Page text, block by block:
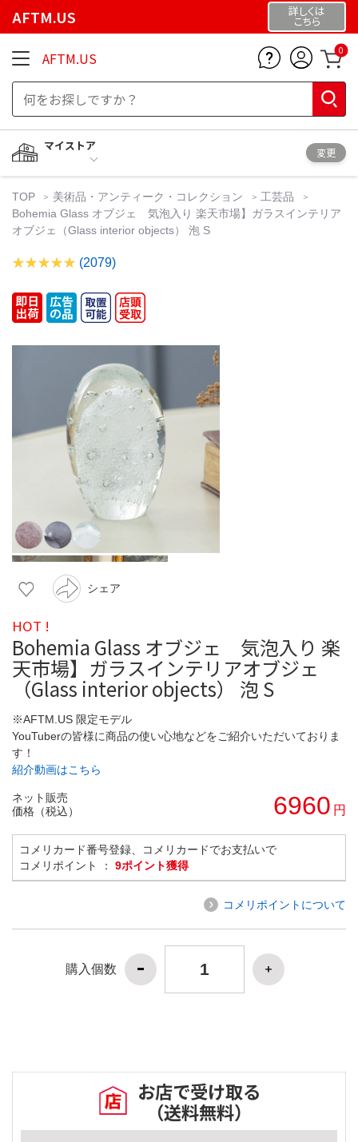
AFTM.US 詳しくは
こちら
AFTM.US 0
マイストア
変更
TOP 美術品・アンティーク・コレクション
工芸品
Bohemia Glass オブジェ 気泡入り 楽天市場】ガラスインテリア
オブジェ（Glass interior objects） 泡 S
(2079)
シェア
HOT !
Bohemia Glass オブジェ 気泡入り 楽
天市場】ガラスインテリアオブジェ
（Glass interior objects） 泡 S
※AFTM.US 限定モデル
YouTuberの皆様に商品の使い心地などをご紹介いただいておりま
す！
紹介動画はこちら
ネット販売
価格（税込）
6960 円
コメリカード番号登録、コメリカードでお支払いで
コメリポイント ： 9ポイント獲得
コメリポイントについて
購入個数
お店で受け取る
（送料無料）